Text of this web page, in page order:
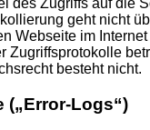
des Zugriffs auf die
geht nicht
Webseite im
Zugriffsprotokolle
besteht nicht.
(„Error-Logs“)